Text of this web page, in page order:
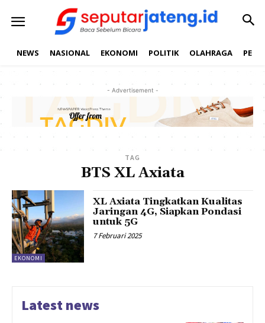
NEWS NASIONAL EKONOMI POLITIK OLAHRAGA
- Advertisement -
TAG
BTS XL Axiata
EKONOMI
XL Axiata Tingkatkan Kualitas
Jaringan 4G, Siapkan Pondasi
untuk 5G
7 Februari 2025
Latest news